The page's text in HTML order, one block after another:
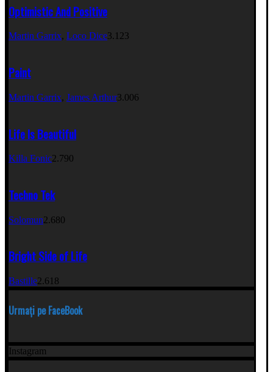
Optimistic And Positive
Martin Garrix, Loco Dice3.123
Paint
Martin Garrix, James Arthur3.006
Life Is Beautiful
Killa Fonic2.790
Techno Tek
Solomun2.680
Bright Side of Life
Bastille2.618
Urmați pe FaceBook
Instagram